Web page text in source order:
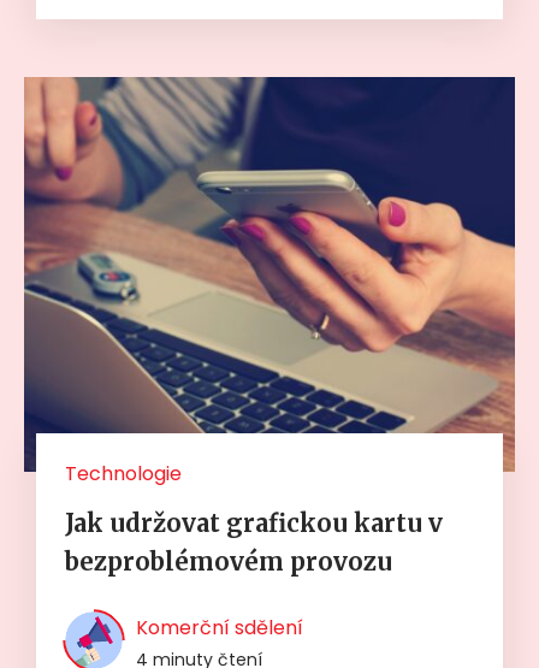
Technologie
Jak udržovat grafickou kartu v
bezproblémovém provozu
Komerční sdělení
4 minuty čtení